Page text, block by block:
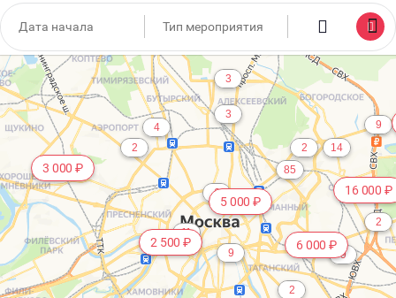
3 000 ₽
2
2 500 ₽
4
5 000 ₽
11
5
3
3
6
9
2
85
6 000 ₽
2
14
16 000 ₽
9
9
2